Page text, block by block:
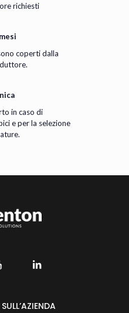
richiesti
coperti dalla
in caso di
e per la selezione